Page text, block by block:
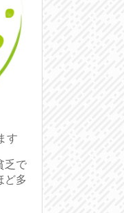
す
乏で
ど多